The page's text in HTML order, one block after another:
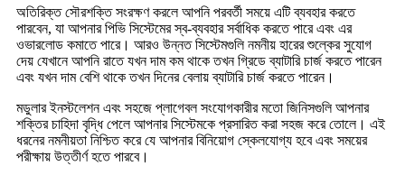
অতিরিক্ত সৌরশক্তি সংরক্ষণ করলে আপনি পরবর্তী সময়ে এটি ব্যবহার করতে
পারবেন, যা আপনার পিভি সিস্টেমের স্ব-ব্যবহার সর্বাধিক করতে পারে এবং এর
ওভারলোড কমাতে পারে। আরও উন্নত সিস্টেমগুলি নমনীয় হারের শুল্কের সুযোগ
দেয় যেখানে আপনি রাতে যখন দাম কম থাকে তখন গ্রিডে ব্যাটারি চার্জ করতে পারেন
এবং যখন দাম বেশি থাকে তখন দিনের বেলায় ব্যাটারি চার্জ করতে পারেন।
মডুলার ইনস্টলেশন এবং সহজে প্লাগেবল সংযোগকারীর মতো জিনিসগুলি আপনার
শক্তির চাহিদা বৃদ্ধি পেলে আপনার সিস্টেমকে প্রসারিত করা সহজ করে তোলে। এই
ধরনের নমনীয়তা নিশ্চিত করে যে আপনার বিনিয়োগ স্কেলযোগ্য হবে এবং সময়ের
পরীক্ষায় উত্তীর্ণ হতে পারবে।